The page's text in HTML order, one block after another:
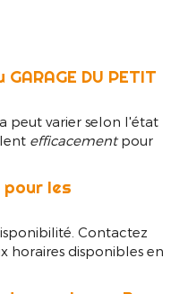
DU PETIT
peut varier selon l'état
efficacementpour
les
Contactez
horaires disponibles en